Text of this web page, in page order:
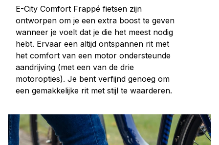
E-City Comfort Frappé fietsen zijn
ontworpen om je een extra boost te geven
wanneer je voelt dat je die het meest nodig
hebt. Ervaar een altijd ontspannen rit met
het comfort van een motor ondersteunde
aandrijving (met een van de drie
motoropties). Je bent verfijnd genoeg om
een gemakkelijke rit met stijl te waarderen.